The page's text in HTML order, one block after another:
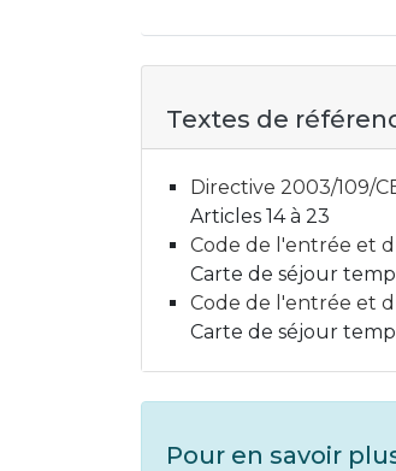
Textes de
Directive 2003/109/
Articles 14 à 23
Code de l'entrée et
Carte de séjour
Code de l'entrée et
Carte de séjour
Pour en savoir